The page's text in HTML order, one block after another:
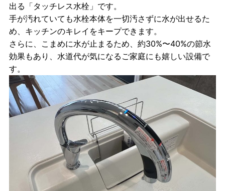
出る「タッチレス水栓」です。
手が汚れていても水栓本体を一切汚さずに水が出せるた
め、キッチンのキレイをキープできます。
さらに、こまめに水が止まるため、約30%〜40%の節水
効果もあり、水道代が気になるご家庭にも嬉しい設備で
す。